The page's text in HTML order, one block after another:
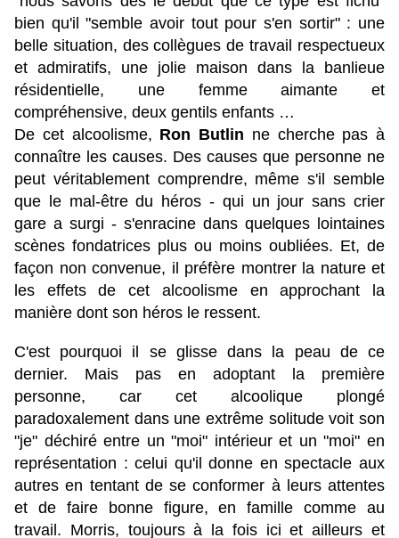
bien qu'il "semble avoir tout pour s'en sortir" : une
belle situation, des collègues de travail respectueux
et admiratifs, une jolie maison dans la banlieue
résidentielle, une femme aimante et
compréhensive, deux gentils enfants …
De cet alcoolisme, Ron Butlin ne cherche pas à
connaître les causes. Des causes que personne ne
peut véritablement comprendre, même s'il semble
que le mal-être du héros - qui un jour sans crier
gare a surgi - s'enracine dans quelques lointaines
scènes fondatrices plus ou moins oubliées. Et, de
façon non convenue, il préfère montrer la nature et
les effets de cet alcoolisme en approchant la
manière dont son héros le ressent.
C'est pourquoi il se glisse dans la peau de ce
dernier. Mais pas en adoptant la première
personne, car cet alcoolique plongé
paradoxalement dans une extrême solitude voit son
"je" déchiré entre un "moi" intérieur et un "moi" en
représentation : celui qu'il donne en spectacle aux
autres en tentant de se conformer à leurs attentes
et de faire bonne figure, en famille comme au
travail. Morris, toujours à la fois ici et ailleurs et